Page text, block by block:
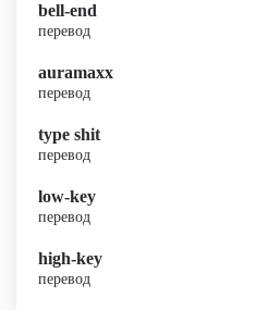
bell-end
перевод
auramaxx
перевод
type shit
перевод
low-key
перевод
high-key
перевод